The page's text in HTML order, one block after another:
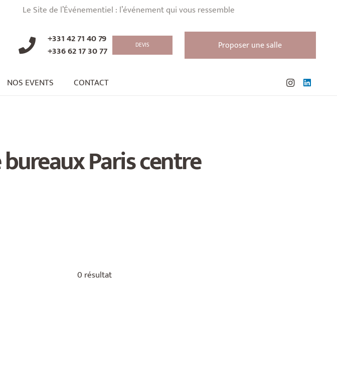
Le Site de l’Événementiel : l’événement qui vous ressemble
+331 42 71 40 79
+336 62 17 30 77
DEVIS Proposer une salle
NOS EVENTS CONTACT
Paris centre
0 résultat